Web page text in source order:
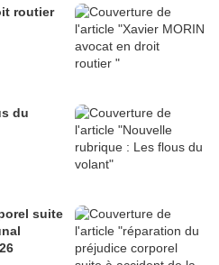
routier
du
suite